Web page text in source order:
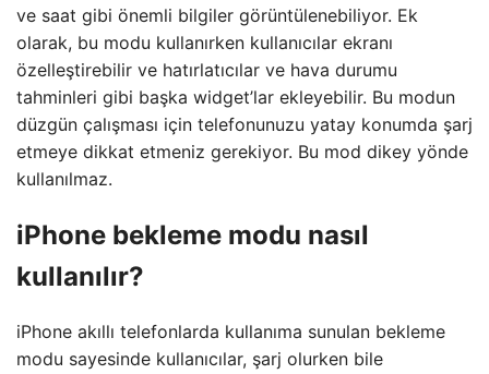
ve saat gibi önemli bilgiler görüntülenebiliyor. Ek
olarak, bu modu kullanırken kullanıcılar ekranı
özelleştirebilir ve hatırlatıcılar ve hava durumu
tahminleri gibi başka widget’lar ekleyebilir. Bu modun
düzgün çalışması için telefonunuzu yatay konumda şarj
etmeye dikkat etmeniz gerekiyor. Bu mod dikey yönde
kullanılmaz.
iPhone bekleme modu nasıl
kullanılır?
iPhone akıllı telefonlarda kullanıma sunulan bekleme
modu sayesinde kullanıcılar, şarj olurken bile